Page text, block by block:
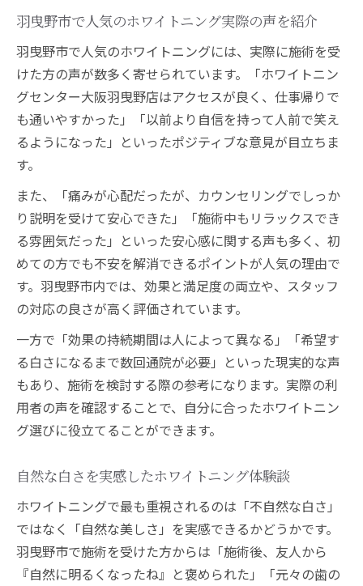
羽曳野市で人気のホワイトニング実際の声を紹介
羽曳野市で人気のホワイトニングには、実際に施術を受
けた方の声が数多く寄せられています。「ホワイトニン
グセンター大阪羽曳野店はアクセスが良く、仕事帰りで
も通いやすかった」「以前より自信を持って人前で笑え
るようになった」といったポジティブな意見が目立ちま
す。
また、「痛みが心配だったが、カウンセリングでしっか
り説明を受けて安心できた」「施術中もリラックスでき
る雰囲気だった」といった安心感に関する声も多く、初
めての方でも不安を解消できるポイントが人気の理由で
す。羽曳野市内では、効果と満足度の両立や、スタッフ
の対応の良さが高く評価されています。
一方で「効果の持続期間は人によって異なる」「希望す
る白さになるまで数回通院が必要」といった現実的な声
もあり、施術を検討する際の参考になります。実際の利
用者の声を確認することで、自分に合ったホワイトニン
グ選びに役立てることができます。
自然な白さを実感したホワイトニング体験談
ホワイトニングで最も重視されるのは「不自然な白さ」
ではなく「自然な美しさ」を実感できるかどうかです。
羽曳野市で施術を受けた方からは「施術後、友人から
『自然に明るくなったね』と褒められた」「元々の歯の